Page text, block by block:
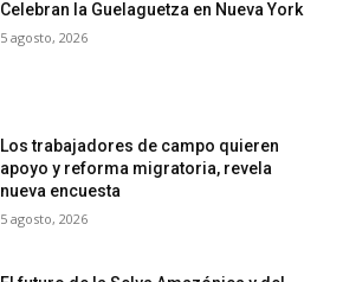
Celebran la Guelaguetza en Nueva York
5 agosto, 2026
Los trabajadores de campo quieren
apoyo y reforma migratoria, revela
nueva encuesta
5 agosto, 2026